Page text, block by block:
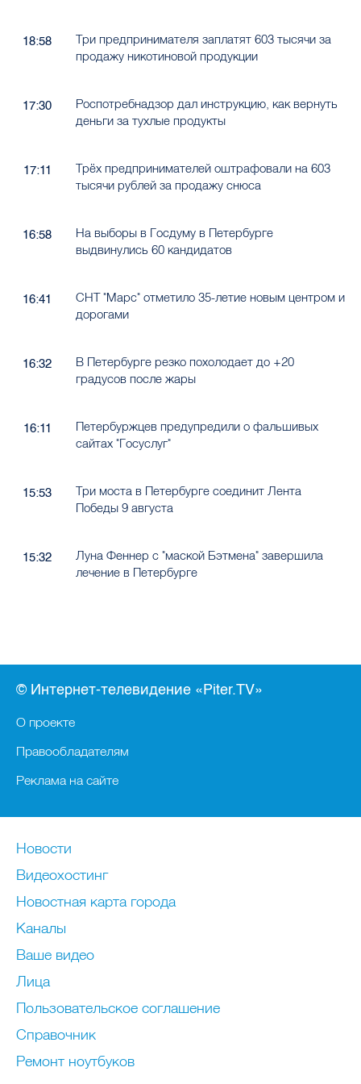
18:58
Три предпринимателя заплатят 603 тысячи за
продажу никотиновой продукции
17:30
Роспотребнадзор дал инструкцию, как вернуть
деньги за тухлые продукты
17:11
Трёх предпринимателей оштрафовали на 603
тысячи рублей за продажу снюса
16:58
На выборы в Госдуму в Петербурге
выдвинулись 60 кандидатов
16:41
СНТ "Марс" отметило 35-летие новым центром и
дорогами
16:32
В Петербурге резко похолодает до +20
градусов после жары
16:11
Петербуржцев предупредили о фальшивых
сайтах "Госуслуг"
15:53
Три моста в Петербурге соединит Лента
Победы 9 августа
15:32
Луна Феннер с "маской Бэтмена" завершила
лечение в Петербурге
© Интернет-телевидение «Piter.TV»
О проекте
Правообладателям
Реклама на сайте
Новости
Видеохостинг
Новостная карта города
Каналы
Ваше видео
Лица
Пользовательское соглашение
Справочник
Ремонт нoутбуков